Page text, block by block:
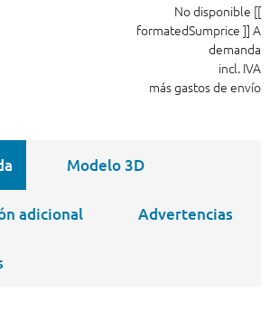
No disponible [[
formatedSumprice ]] A
demanda
incl. IVA
más gastos de envío
Modelo 3D
adicional Advertencias